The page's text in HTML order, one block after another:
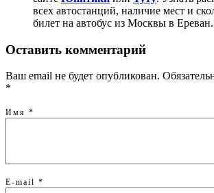
всех автостанций, наличие мест и
билет на автобус из Москвы в Ереван.
Оставить комментарий
Ваш email не будет опубликован.
*
Имя *
E-mail *